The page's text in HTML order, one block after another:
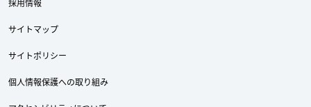
サイトマップ
サイトポリシー
個人情報保護への取り組み